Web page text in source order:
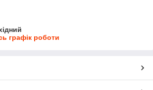
графік роботи